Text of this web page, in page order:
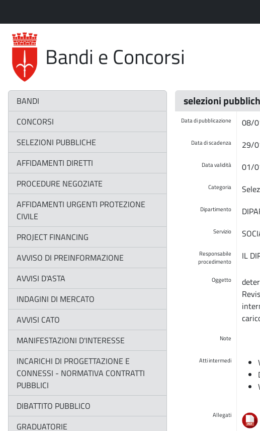
Bandi e Concorsi
BANDI
CONCORSI
SELEZIONI PUBBLICHE
AFFIDAMENTI DIRETTI
PROCEDURE NEGOZIATE
AFFIDAMENTI URGENTI PROTEZIONE
CIVILE
PROJECT FINANCING
AVVISO DI PREINFORMAZIONE
AVVISI D'ASTA
INDAGINI DI MERCATO
AVVISI CATO
MANIFESTAZIONI D'INTERESSE
INCARICHI DI PROGETTAZIONE E
CONNESSI - NORMATIVA CONTRATTI
PUBBLICI
DIBATTITO PUBBLICO
GRADUATORIE
selezioni
Data di pubblicazione 08/
Data di scadenza 29/
Data validità 01/
Categoria
Dipartimento
Servizio
Responsabile
procedimento
IL
Oggetto
Note
Atti intermedi
Allegati